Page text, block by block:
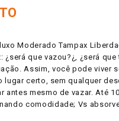
Moderado Tampax
¿será que vazou?¿, ¿será
Assim, você pode
lugar certo, sem qualquer
mesmo de vazar. Até
comodidade; Vs